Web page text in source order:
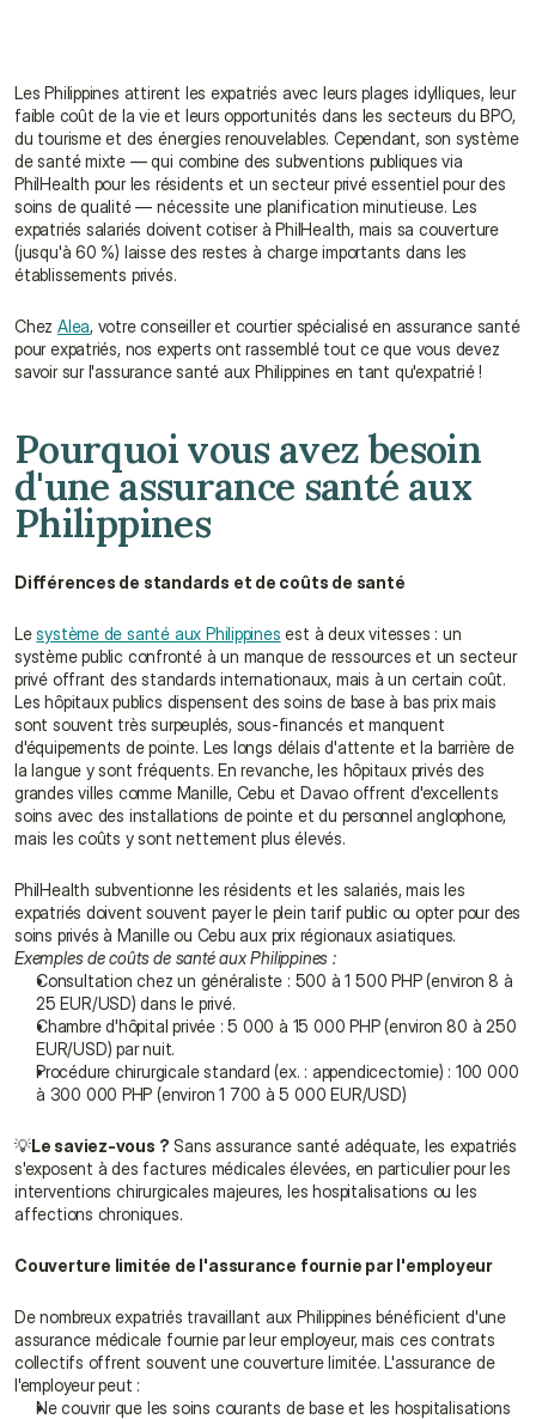
Les Philippines attirent les expatriés avec leurs plages idylliques, leur
faible coût de la vie et leurs opportunités dans les secteurs du BPO,
du tourisme et des énergies renouvelables. Cependant, son système
de santé mixte — qui combine des subventions publiques via
PhilHealth pour les résidents et un secteur privé essentiel pour des
soins de qualité — nécessite une planification minutieuse. Les
expatriés salariés doivent cotiser à PhilHealth, mais sa couverture
(jusqu'à 60 %) laisse des restes à charge importants dans les
établissements privés.
Chez Alea, votre conseiller et courtier spécialisé en assurance santé
pour expatriés, nos experts ont rassemblé tout ce que vous devez
savoir sur l'assurance santé aux Philippines en tant qu'expatrié !
Pourquoi vous avez besoin
d'une assurance santé aux
Philippines
Différences de standards et de coûts de santé
Le système de santé aux Philippines est à deux vitesses : un
système public confronté à un manque de ressources et un secteur
privé offrant des standards internationaux, mais à un certain coût.
Les hôpitaux publics dispensent des soins de base à bas prix mais
sont souvent très surpeuplés, sous-financés et manquent
d'équipements de pointe. Les longs délais d'attente et la barrière de
la langue y sont fréquents. En revanche, les hôpitaux privés des
grandes villes comme Manille, Cebu et Davao offrent d'excellents
soins avec des installations de pointe et du personnel anglophone,
mais les coûts y sont nettement plus élevés.
PhilHealth subventionne les résidents et les salariés, mais les
expatriés doivent souvent payer le plein tarif public ou opter pour des
Exemples de coûts de santé aux Philippines :
Consultation chez un généraliste : 500 à 1 500 PHP (environ 8 à
25 EUR/USD) dans le privé.
Chambre d'hôpital privée : 5 000 à 15 000 PHP (environ 80 à 250
EUR/USD) par nuit.
Procédure chirurgicale standard (ex. : appendicectomie) : 100 000
à 300 000 PHP (environ 1 700 à 5 000 EUR/USD)
💡Le saviez-vous ? Sans assurance santé adéquate, les expatriés
s'exposent à des factures médicales élevées, en particulier pour les
interventions chirurgicales majeures, les hospitalisations ou les
affections chroniques.
Couverture limitée de l'assurance fournie par l'employeur
De nombreux expatriés travaillant aux Philippines bénéficient d'une
assurance médicale fournie par leur employeur, mais ces contrats
collectifs offrent souvent une couverture limitée. L'assurance de
l'employeur peut :
Ne couvrir que les soins courants de base et les hospitalisations